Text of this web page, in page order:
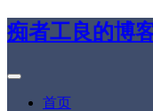
痴者工良的博
首页